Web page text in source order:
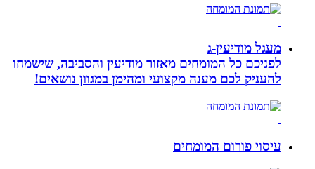
מעגל מודיעין-ג
לפניכם כל המומחים מאזור מודיעין והסביבה, שישמחו
להעניק לכם מענה מקצועי ומהימן במגוון נושאים!
עיסוי פורום המומחים